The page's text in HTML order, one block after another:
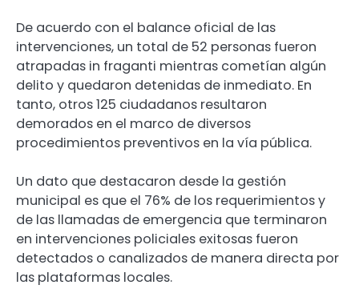
De acuerdo con el balance oficial de las
intervenciones, un total de 52 personas fueron
atrapadas in fraganti mientras cometían algún
delito y quedaron detenidas de inmediato. En
tanto, otros 125 ciudadanos resultaron
demorados en el marco de diversos
procedimientos preventivos en la vía pública.
Un dato que destacaron desde la gestión
municipal es que el 76% de los requerimientos y
de las llamadas de emergencia que terminaron
en intervenciones policiales exitosas fueron
detectados o canalizados de manera directa por
las plataformas locales.